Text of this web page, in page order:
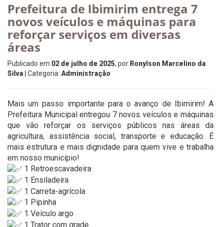
Prefeitura de Ibimirim entrega 7
novos veículos e máquinas para
reforçar serviços em diversas
áreas
Publicado em 02 de julho de 2025, por Ronylson Marcelino da
Silva | Categoria: Administração
Mais um passo importante para o avanço de Ibimirim! A
Prefeitura Municipal entregou 7 novos veículos e máquinas
que vão reforçar os serviços públicos nas áreas da
agricultura, assistência social, transporte e educação. É
mais estrutura e mais dignidade para quem vive e trabalha
em nosso município!
1 Retroescavadeira
1 Ensiladeira
1 Carreta-agrícola
1 Pipinha
1 Veículo argo
1 Trator com grade